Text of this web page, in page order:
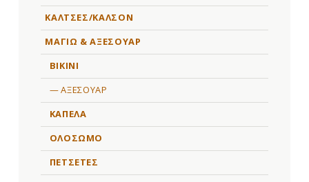
ΚΑΛΤΣΕΣ/ΚΑΛΣΟΝ
ΜΑΓΙΩ & ΑΞΕΣΟΥΑΡ
BIKINI
ΑΞΕΣΟΥΑΡ
ΚΑΠΕΛΑ
ΟΛΟΣΩΜΟ
ΠΕΤΣΕΤΕΣ